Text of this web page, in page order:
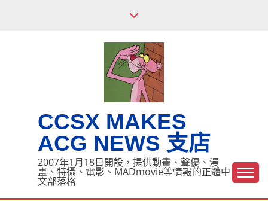
CCSX MAKES
ACG NEWS 支店
2007年1月18日開設，提供動畫、聲優、漫
畫、特攝、電影、MADmovie等情報的正體中
文部落格